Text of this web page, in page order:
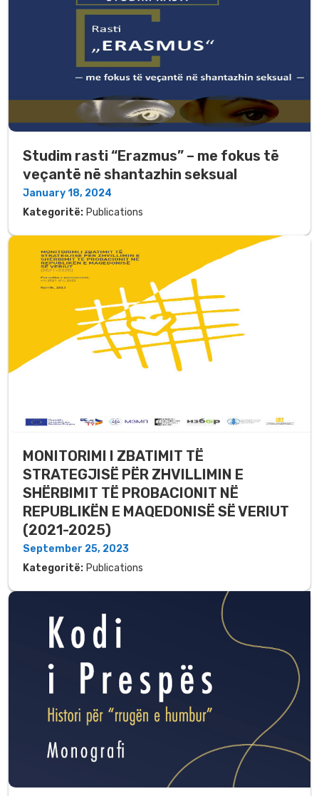
Studim rasti “Erazmus” – me fokus të
veçantë në shantazhin seksual
January 18, 2024
Kategoritë: Publications
MONITORIMI I ZBATIMIT TË
STRATEGJISË PËR ZHVILLIMIN E
SHËRBIMIT TË PROBACIONIT NË
REPUBLIKËN E MAQEDONISË SË VERIUT
(2021-2025)
September 25, 2023
Kategoritë: Publications